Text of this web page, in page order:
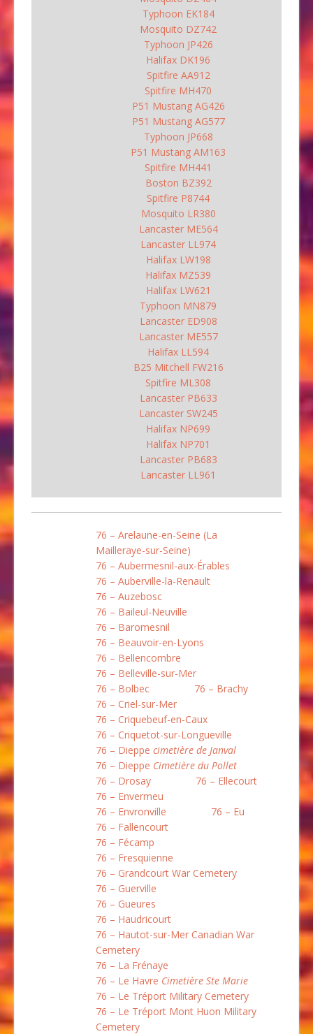
Typhoon EK184
Mosquito DZ742
Typhoon JP426
Halifax DK196
Spitfire AA912
Spitfire MH470
P51 Mustang AG426
P51 Mustang AG577
Typhoon JP668
P51 Mustang AM163
Spitfire MH441
Boston BZ392
Spitfire P8744
Mosquito LR380
Lancaster ME564
Lancaster LL974
Halifax LW198
Halifax MZ539
Halifax LW621
Typhoon MN879
Lancaster ED908
Lancaster ME557
Halifax LL594
B25 Mitchell FW216
Spitfire ML308
Lancaster PB633
Lancaster SW245
Halifax NP699
Halifax NP701
Lancaster PB683
Lancaster LL961
76 – Arelaune-en-Seine (La
Mailleraye-sur-Seine)
76 – Aubermesnil-aux-Érables
76 – Auberville-la-Renault
76 – Auzebosc
76 – Baileul-Neuville
76 – Baromesnil
76 – Beauvoir-en-Lyons
76 – Bellencombre
76 – Belleville-sur-Mer
76 – Bolbec
76 – Brachy
76 – Criel-sur-Mer
76 – Criquebeuf-en-Caux
76 – Criquetot-sur-Longueville
76 – Dieppe cimetière de Janval
76 – Dieppe Cimetière du Pollet
76 – Drosay
76 – Ellecourt
76 – Envermeu
76 – Envronville
76 – Eu
76 – Fallencourt
76 – Fécamp
76 – Fresquienne
76 – Grandcourt War Cemetery
76 – Guerville
76 – Gueures
76 – Haudricourt
76 – Hautot-sur-Mer Canadian War
Cemetery
76 – La Frénaye
76 – Le Havre Cimetière Ste Marie
76 – Le Tréport Military Cemetery
76 – Le Tréport Mont Huon Military
Cemetery